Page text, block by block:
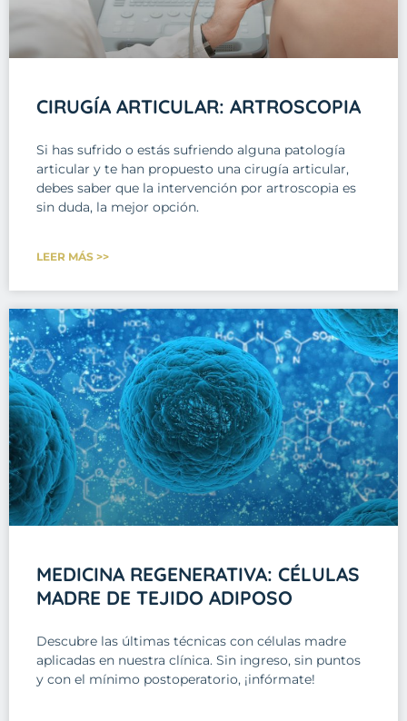
CIRUGÍA ARTICULAR: ARTROSCOPIA
Si has sufrido o estás sufriendo alguna patología
articular y te han propuesto una cirugía articular,
debes saber que la intervención por artroscopia es
sin duda, la mejor opción.
LEER MÁS >>
MEDICINA REGENERATIVA: CÉLULAS
MADRE DE TEJIDO ADIPOSO
Descubre las últimas técnicas con células madre
aplicadas en nuestra clínica. Sin ingreso, sin puntos
y con el mínimo postoperatorio, ¡infórmate!